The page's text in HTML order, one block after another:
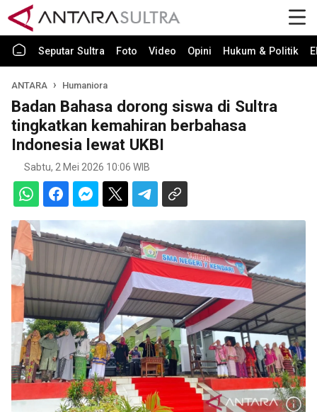
Seputar Sultra Foto Video Opini Hukum & Politik
ANTARA Humaniora
Badan Bahasa dorong siswa di Sultra
tingkatkan kemahiran berbahasa
Indonesia lewat UKBI
Sabtu, 2 Mei 2026 10:06 WIB